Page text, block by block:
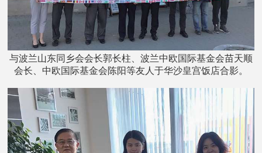
与波兰山东同乡会会长郭长柱、波兰中欧国际基金会苗天顺
会长、中欧国际基金会陈阳等友人于华沙皇宫饭店合影。